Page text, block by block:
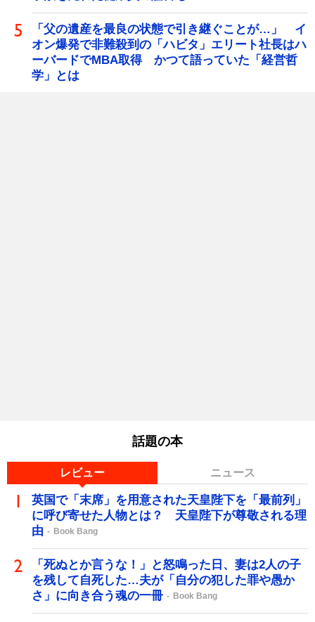
「父の遺産を最良の状態で引き継ぐことが…」 イ
オン爆発で非難殺到の「ハビタ」エリート社長はハ
ーバードでMBA取得 かつて語っていた「経営哲
学」とは
話題の本
レビュー ニュース
英国で「末席」を用意された天皇陛下を「最前列」
に呼び寄せた人物とは？ 天皇陛下が尊敬される理
由
Book Bang
「死ぬとか言うな！」と怒鳴った日、妻は2人の子
を残して自死した…夫が「自分の犯した罪や愚か
さ」に向き合う魂の一冊
Book Bang